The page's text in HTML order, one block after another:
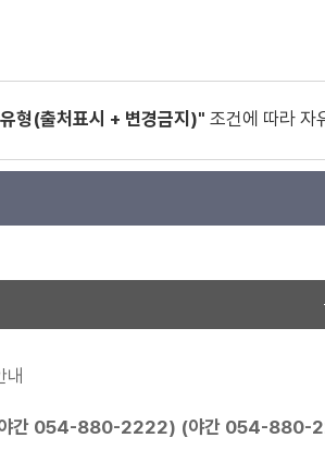
형(출처표시 + 변경금지)" 조건에 따라 자
내
간 054-880-2222) (야간 054-880-